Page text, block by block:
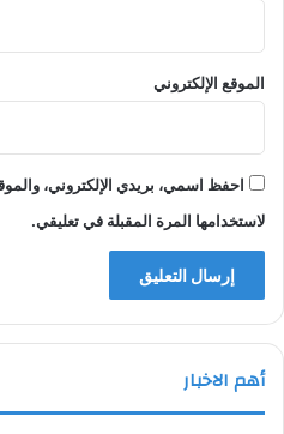
الموقع الإلكتروني
احفظ اسمي، بريدي الإلكتروني،
لاستخدامها المرة المقبلة في تعليقي.
أهم الاخبار